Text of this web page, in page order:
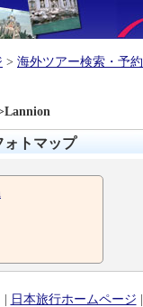
> 海外ツアー検索・予約
Lannion
ォトマップ
| 日本旅行ホームページ |